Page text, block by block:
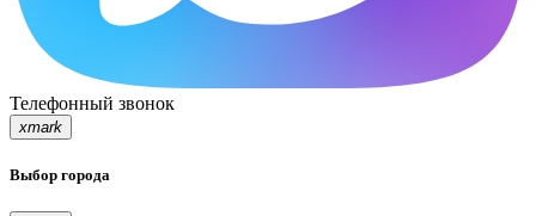
Телефонный звонок
xmark
Выбор города